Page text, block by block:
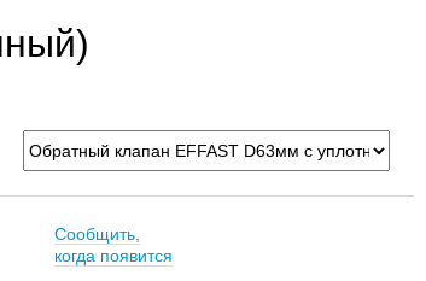
Сообщить,
когда появится